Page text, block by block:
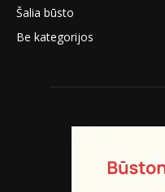
Šalia būsto
Be kategorijos